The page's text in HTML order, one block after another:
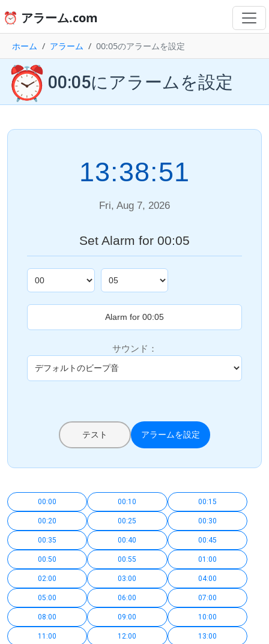
⏰ アラーム.com
ホーム アラーム 00:05のアラームを設定
⏰ 00:05にアラームを設定
13:38:51
Fri, Aug 7, 2026
Set Alarm for 00:05
サウンド：
テスト アラームを設定
00:00 00:10 00:15
00:20 00:25 00:30
00:35 00:40 00:45
00:50 00:55 01:00
02:00 03:00 04:00
05:00 06:00 07:00
08:00 09:00 10:00
11:00 12:00 13:00